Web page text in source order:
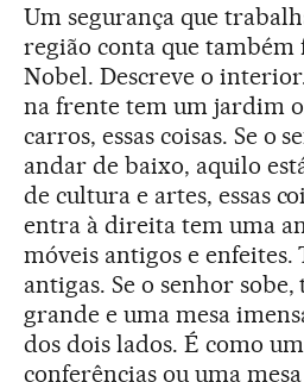
Um segurança que
região conta que também
Nobel. Descreve o
na frente tem um jardim
carros, essas coisas. Se o
andar de baixo, aquilo
de cultura e artes, essas
entra à direita tem uma
móveis antigos e enfeites.
antigas. Se o senhor
grande e uma mesa
dos dois lados. É como
conferências ou uma